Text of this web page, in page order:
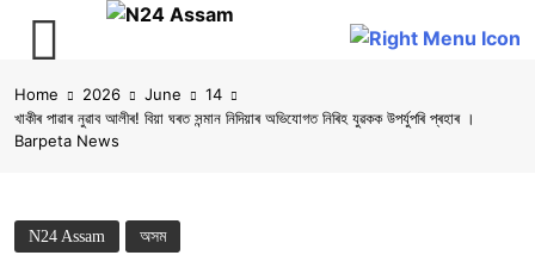
to
content
Home 2026 June
14
খাকীৰ পাৱাৰ নুৱাব আলীৰ! বিয়া ঘৰত সন্মান নিদিয়াৰ অভিযোগত নিৰিহ যুৱকক উপৰ্যুপৰি প্ৰহাৰ ।
Barpeta News
N24 Assam অসম